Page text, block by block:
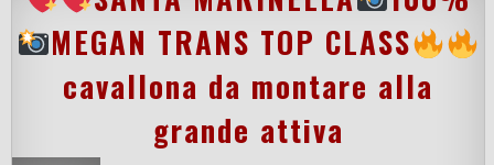
MEGAN TRANS TOP CLASS
cavallona da montare alla
grande attiva